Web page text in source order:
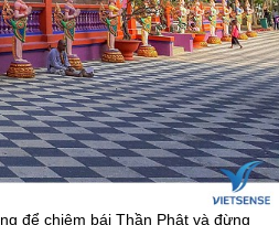
để chiêm bái Thần Phật và đừng